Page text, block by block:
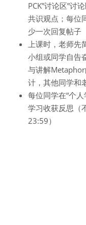
PCK”讨论区”讨
共识观点 ；每
少一次回复帖子
上课时，老师先
小组或同学自告
与讲解
计，其他同学和
每位同学在“个
学习收获反思（
23:59）